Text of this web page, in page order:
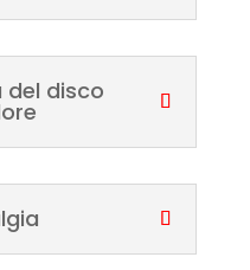
del disco